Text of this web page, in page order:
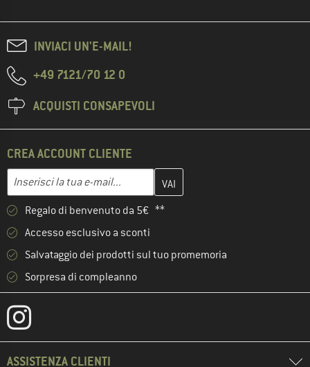
INVIACI UN'E-MAIL!
+49 7121/70 12 0
ACQUISTI CONSAPEVOLI
CREA ACCOUNT CLIENTE
Indirizzo e-mail
Inserisci qui il tuo indirizzo e-mail e crea il tuo account cliente
Regalo di benvenuto da 5€ **
Accesso esclusivo a sconti
Salvataggio dei prodotti sul tuo promemoria
Sorpresa di compleanno
ASSISTENZA CLIENTI